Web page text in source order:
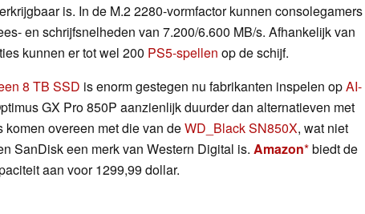
is. In de M.2 2280-vormfactor kunnen consolegamers
en schrijfsnelheden van 7.200/6.600 MB/s. Afhankelijk van
kunnen er tot wel 200 PS5-spellen op de schijf.
8 TB SSD is enorm gestegen nu fabrikanten inspelen opAI-
GX Pro 850P aanzienlijk duurder dan alternatieven met
overeen met die van deWD_Black SN850X, wat niet
SanDisk een merk van Western Digital is. Amazon biedt de
aan voor 1299,99 dollar.